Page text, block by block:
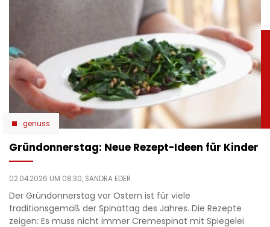
genuss
Gründonnerstag: Neue Rezept-Ideen für Kinder
02.04.2026 UM 08:30, SANDRA EDER
Der Gründonnerstag vor Ostern ist für viele
traditionsgemäß der Spinattag des Jahres. Die Rezepte
zeigen: Es muss nicht immer Cremespinat mit Spiegelei